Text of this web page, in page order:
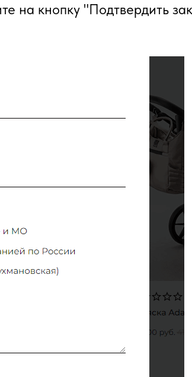
на кнопку "Подтвердить